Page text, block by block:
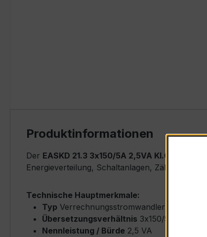
Produktinformationen
Der EASKD 21.3 3x150/5A 2,5VA Kl.0,2
ist ein
Energieverteilung, Schaltanlagen,
Technische Hauptmerkmale:
Typ Verrechnungsstromwandler – EASKD
Übersetzungsverhältnis 3x150/5 A
Nennleistung / Bürde 2,5 VA